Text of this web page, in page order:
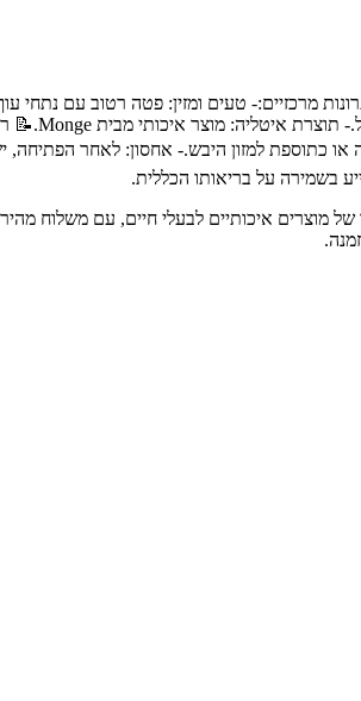
מרכזיים:- טעים ומזין: פטה רטוב עם נתחי
בשמירה על בריאותו הכללית.
שנות ניסיון. מציעה את המגוון הרחב ביותר של מוצרים